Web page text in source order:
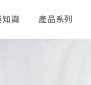
知識 產品系列